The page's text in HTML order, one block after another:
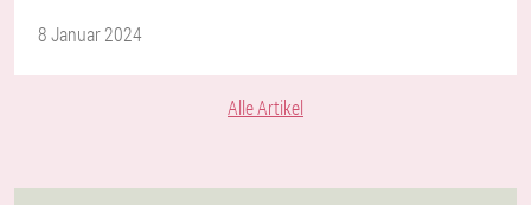
8 Januar 2024
Alle Artikel